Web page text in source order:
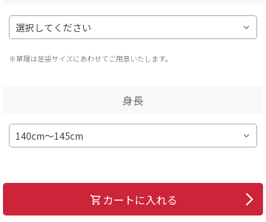
※草履は足袋サイズにあわせてご用意いたします。
身長
カートに入れる